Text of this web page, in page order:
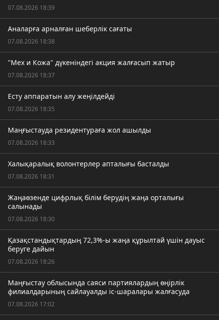
07.08.2026 18:39
Аналарға арналған шеберлік сағаты
07.08.2026 18:38
"Мех и Кожа" дүкеніндегі акция жалғасып жатыр
07.08.2026 18:37
Есту аппаратын алу жеңілдейді
07.08.2026 18:35
Маңғыстауда резидентураға жол ашылды
07.08.2026 18:33
Халықаралық волонтерлер апталығы басталды
07.08.2026 18:31
Жаңаөзенде цифрлық білім берудің жаңа орталығы
салынады
07.08.2026 18:30
Қазақстандықтардың 72,3%-ы жаңа құрылтай үшін дауыс
беруге дайын
07.08.2026 18:26
Маңғыстау облысында саяси партиялардың өңірлік
филиалдарының сайлауалды іс-шаралары жалғасуда
07.08.2026 17:02